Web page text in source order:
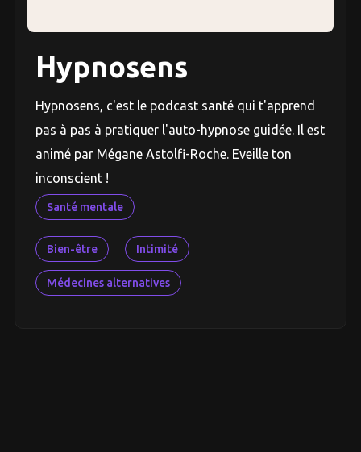
Hypnosens
Hypnosens, c'est le podcast santé qui t'apprend
pas à pas à pratiquer l'auto-hypnose guidée. Il est
animé par Mégane Astolfi-Roche. Eveille ton
inconscient !
Santé mentale
Bien-être Intimité
Médecines alternatives